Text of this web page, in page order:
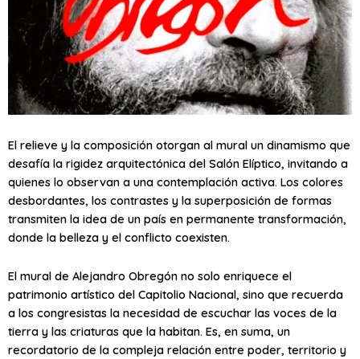
El relieve y la composición otorgan al mural un dinamismo que
desafía la rigidez arquitectónica del Salón Elíptico, invitando a
quienes lo observan a una contemplación activa. Los colores
desbordantes, los contrastes y la superposición de formas
transmiten la idea de un país en permanente transformación,
donde la belleza y el conflicto coexisten.
El mural de Alejandro Obregón no solo enriquece el
patrimonio artístico del Capitolio Nacional, sino que recuerda
a los congresistas la necesidad de escuchar las voces de la
tierra y las criaturas que la habitan. Es, en suma, un
recordatorio de la compleja relación entre poder, territorio y